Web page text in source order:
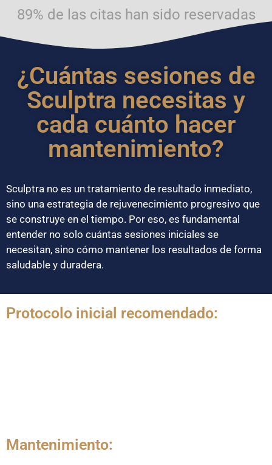
89% de las citas han sido reservadas
¿Cuántas sesiones de
Sculptra necesitas y
cada cuánto hacer
mantenimiento?
Sculptra no es un tratamiento de resultado inmediato,
sino una estrategia de rejuvenecimiento progresivo que
se construye en el tiempo. Por eso, es fundamental
entender no solo cuántas sesiones iniciales se
necesitan, sino cómo mantener los resultados de forma
saludable y duradera.
Protocolo inicial recomendado:
Mantenimiento: